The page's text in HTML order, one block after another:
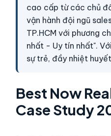
cao cấp từ các chủ
vận hành đội ngũ
TP.HCM với phương
nhất - Uy tín nhất".
sự trẻ, đầy nhiệt
Best Now
Case Study